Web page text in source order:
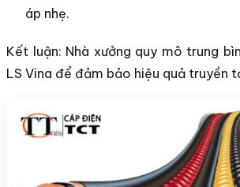
áp nhẹ.
Kết luận: Nhà xưởng quy mô trung
LS Vina để đảm bảo hiệu quả truyền